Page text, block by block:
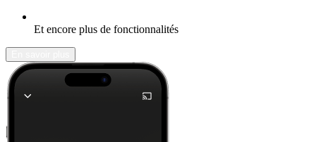
Et encore plus de fonctionnalités